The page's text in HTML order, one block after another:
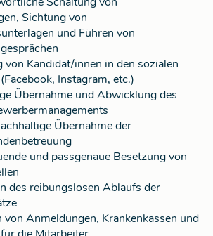
Sichtung von
und Führen von
von Kandidat/innen in den sozialen
Instagram, etc.)
Übernahme und Abwicklung des
Übernahme der
und passgenaue Besetzung von
des reibungslosen Ablaufs der
von Anmeldungen, Krankenkassen und